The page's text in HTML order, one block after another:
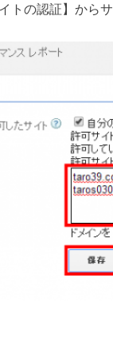
の認証】から